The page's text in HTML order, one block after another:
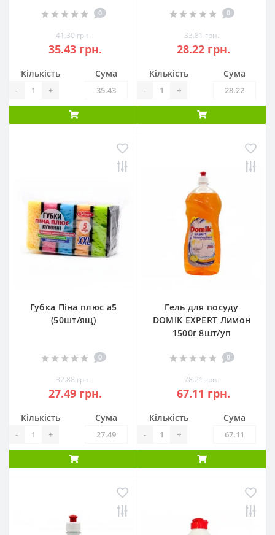
0
41.30 грн.
35.43 грн.
Кількість
- +
Сума
0
33.81 грн.
28.22 грн.
Кількість
- +
Сума
Губка Піна плюс а5
(50шт/ящ)
0
32.88 грн.
27.49 грн.
Кількість
- +
Сума
Гель для посуду
DOMIK EXPERT Лимон
1500г 8шт/уп
0
78.21 грн.
67.11 грн.
Кількість
- +
Сума